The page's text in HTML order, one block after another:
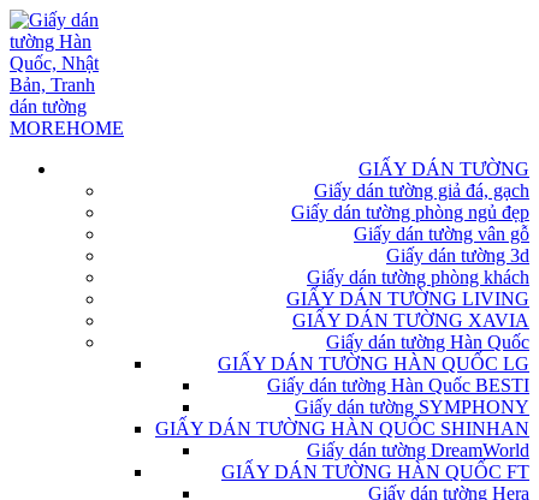
GIẤY DÁN TƯỜNG
Giấy dán tường giả đá, gạch
Giấy dán tường phòng ngủ đẹp
Giấy dán tường vân gỗ
Giấy dán tường 3d
Giấy dán tường phòng khách
GIẤY DÁN TƯỜNG LIVING
GIẤY DÁN TƯỜNG XAVIA
Giấy dán tường Hàn Quốc
GIẤY DÁN TƯỜNG HÀN QUỐC LG
Giấy dán tường Hàn Quốc BESTI
Giấy dán tường SYMPHONY
GIẤY DÁN TƯỜNG HÀN QUỐC SHINHAN
Giấy dán tường DreamWorld
GIẤY DÁN TƯỜNG HÀN QUỐC FT
Giấy dán tường Hera